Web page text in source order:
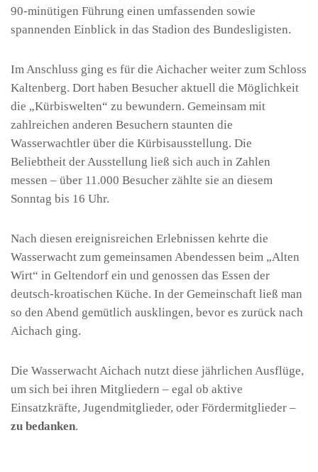
90-minütigen Führung einen umfassenden sowie
spannenden Einblick in das Stadion des Bundesligisten.
Im Anschluss ging es für die Aichacher weiter zum Schloss
Kaltenberg. Dort haben Besucher aktuell die Möglichkeit
die „Kürbiswelten“ zu bewundern. Gemeinsam mit
zahlreichen anderen Besuchern staunten die
Wasserwachtler über die Kürbisausstellung. Die
Beliebtheit der Ausstellung ließ sich auch in Zahlen
messen – über 11.000 Besucher zählte sie an diesem
Sonntag bis 16 Uhr.
Nach diesen ereignisreichen Erlebnissen kehrte die
Wasserwacht zum gemeinsamen Abendessen beim „Alten
Wirt“ in Geltendorf ein und genossen das Essen der
deutsch-kroatischen Küche. In der Gemeinschaft ließ man
so den Abend gemütlich ausklingen, bevor es zurück nach
Aichach ging.
Die Wasserwacht Aichach nutzt diese jährlichen Ausflüge,
um sich bei ihren Mitgliedern – egal ob aktive
Einsatzkräfte, Jugendmitglieder, oder Fördermitglieder –
zu bedanken.